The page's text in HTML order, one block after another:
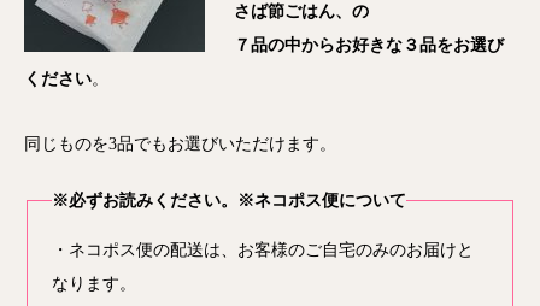
さば節ごはん、 の
７品の中からお好きな３品をお選び
ください。
同じものを3品でもお選びいただけます。
※必ずお読みください。※ネコポス便について
・ネコポス便の配送は、お客様のご自宅のみのお届けと
なります。